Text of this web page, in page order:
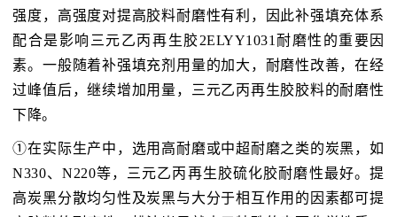
强度，高强度对提高胶料耐磨性有利，因此补强填充体系
配合是影响三元乙丙再生胶2ELYY1031耐磨性的重要因
素。一般随着补强填充剂用量的加大，耐磨性改善，在经
过峰值后，继续增加用量，三元乙丙再生胶胶料的耐磨性
下降。
①在实际生产中，选用高耐磨或中超耐磨之类的炭黑，如
N330、N220等，三元乙丙再生胶硫化胶耐磨性最好。提
高炭黑分散均匀性及炭黑与大分于相互作用的因素都可提